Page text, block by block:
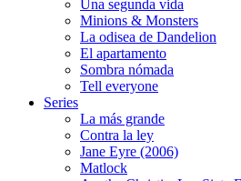
Una segunda vida
Minions & Monsters
La odisea de Dandelion
El apartamento
Sombra nómada
Tell everyone
Series
La más grande
Contra la ley
Jane Eyre (2006)
Matlock